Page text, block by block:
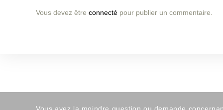
Vous devez être connecté pour publier un commentaire.